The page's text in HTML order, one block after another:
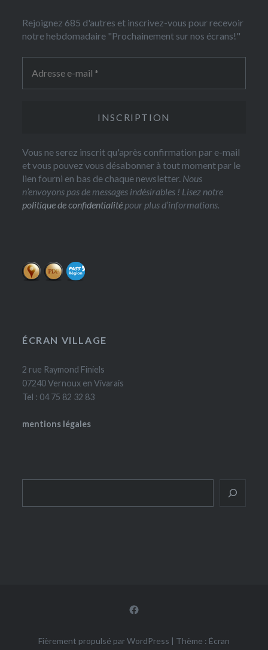
Rejoignez 685 d'autres et inscrivez-vous pour recevoir
notre hebdomadaire "Prochainement sur nos écrans!"
Vous ne serez inscrit qu'après confirmation par e-mail
et vous pouvez vous désabonner à tout moment par le
lien fourni en bas de chaque newsletter. Nous
n’envoyons pas de messages indésirables ! Lisez notre
politique de confidentialité pour plus d’informations.
ÉCRAN VILLAGE
2 rue Raymond Finiels
07240 Vernoux en Vivarais
Tel : 04 75 82 32 83
mentions légales
Facebook
Fièrement propulsé par WordPress | Thème : Écran